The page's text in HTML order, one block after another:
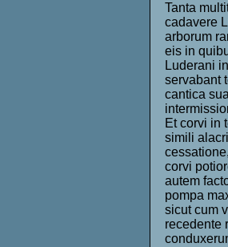
Tanta
cadavere
arborum
eis in
Luderani
servabant
cantica
Et corvi in
simili
corvi
autem
pompa
sicut cum
recedente